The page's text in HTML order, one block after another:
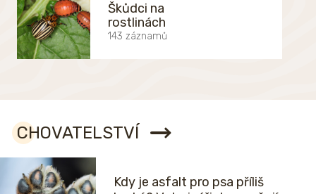
Škůdci na
rostlinách
143 záznamů
CHOVATELSTVÍ
Kdy je asfalt pro psa příliš